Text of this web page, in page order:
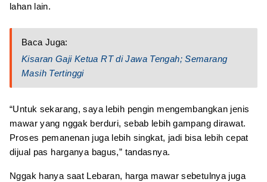
lahan lain.
Baca Juga:
Kisaran Gaji Ketua RT di Jawa Tengah; Semarang
Masih Tertinggi
“Untuk sekarang, saya lebih pengin mengembangkan jenis
mawar yang nggak berduri, sebab lebih gampang dirawat.
Proses pemanenan juga lebih singkat, jadi bisa lebih cepat
dijual pas harganya bagus,” tandasnya.
Nggak hanya saat Lebaran, harga mawar sebetulnya juga